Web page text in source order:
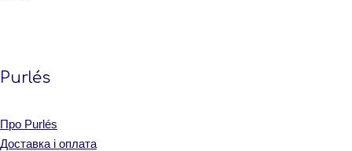
Purlés
Про Purlés
Доставка і оплата